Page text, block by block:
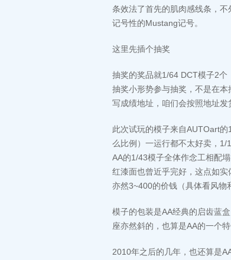
条效法了首先的肌肉感线条，
记号性的Mustang记号。
这里先插个抽奖
抽奖的奖品就1/64 DCT模子2个
抽奖小形势参与抽奖，不是在
写成绩地址，咱们会按照地址发
此次试玩的模子来自AUTOart
么比例）一运行都不太好卖，
AA的1/43模子全体作念工相配
红漆面也曾近乎完好，这点如
亦然3~400的价钱（具体看风物
模子的包装是AA经典的启齿蓝
座亦然斜的，也算是AA的一个
2010年之后的几年，也还算是